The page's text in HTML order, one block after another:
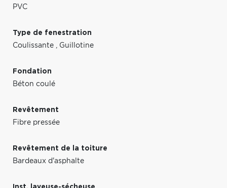
PVC
Type de fenestration
Coulissante , Guillotine
Fondation
Béton coulé
Revêtement
Fibre pressée
Revêtement de la toiture
Bardeaux d'asphalte